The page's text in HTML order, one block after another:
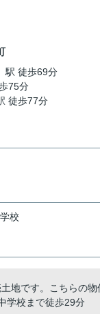
」駅 徒歩69分
75分
徒歩77分
校
地です。こちらの
学校まで徒歩29分